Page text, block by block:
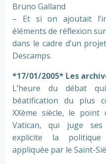
Bruno Galland
– Et si on ajoutait
éléments de réflexion
dans le cadre d’un
Descamps.
*17/01/2005* Les
L’heure du débat
béatification du plus
XXème siècle, le
Vatican, qui juge
explicite la politique
appliquée par le Saint-